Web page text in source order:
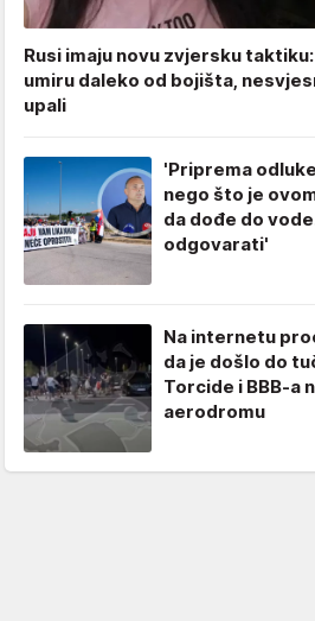
Rusi imaju novu zvjersku
umiru daleko od bojišta,
upali
'Priprema
nego što je
da dođe do
odgovarati'
Na internetu
da je došlo do
Torcide i BBB-a
aerodromu